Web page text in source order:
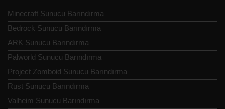
Minecraft Sunucu Barındırma
Bedrock Sunucu Barındırma
ARK Sunucu Barındırma
Palworld Sunucu Barındırma
Project Zomboid Sunucu Barındırma
Rust Sunucu Barındırma
Valheim Sunucu Barındırma